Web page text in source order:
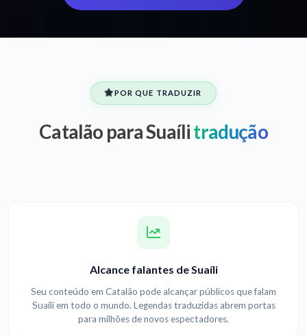
POR QUE TRADUZIR
Catalão para Suaílitradução
Alcance falantes de Suaíli
Seu conteúdo em Catalão pode alcançar públicos que falam
Suaíli em todo o mundo. Legendas traduzidas abrem portas
para milhões de novos espectadores.